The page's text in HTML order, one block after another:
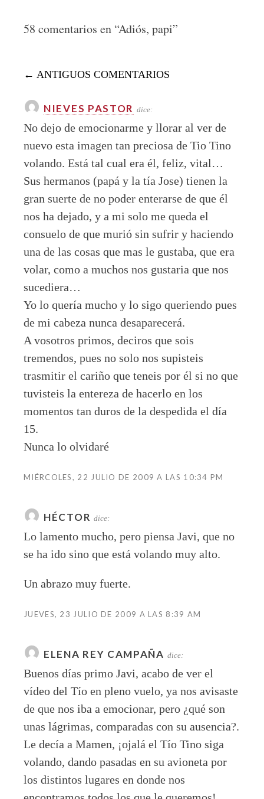
58 comentarios en “Adiós, papi”
COMMENT
← ANTIGUOS COMENTARIOS
NIEVES PASTOR dice:
No dejo de emocionarme y llorar al ver de
nuevo esta imagen tan preciosa de Tio Tino
volando. Está tal cual era él, feliz, vital…
Sus hermanos (papá y la tía Jose) tienen la
gran suerte de no poder enterarse de que él
nos ha dejado, y a mi solo me queda el
consuelo de que murió sin sufrir y haciendo
una de las cosas que mas le gustaba, que era
volar, como a muchos nos gustaria que nos
sucediera…
Yo lo quería mucho y lo sigo queriendo pues
de mi cabeza nunca desaparecerá.
A vosotros primos, deciros que sois
tremendos, pues no solo nos supisteis
trasmitir el cariño que teneis por él si no que
tuvisteis la entereza de hacerlo en los
momentos tan duros de la despedida el día
15.
Nunca lo olvidaré
MIÉRCOLES, 22 JULIO DE 2009 A LAS 10:34 PM
HÉCTOR dice:
Lo lamento mucho, pero piensa Javi, que no
se ha ido sino que está volando muy alto.
Un abrazo muy fuerte.
JUEVES, 23 JULIO DE 2009 A LAS 8:39 AM
ELENA REY CAMPAÑA dice:
Buenos días primo Javi, acabo de ver el
vídeo del Tío en pleno vuelo, ya nos avisaste
de que nos iba a emocionar, pero ¿qué son
unas lágrimas, comparadas con su ausencia?.
Le decía a Mamen, ¡ojalá el Tío Tino siga
volando, dando pasadas en su avioneta por
los distintos lugares en donde nos